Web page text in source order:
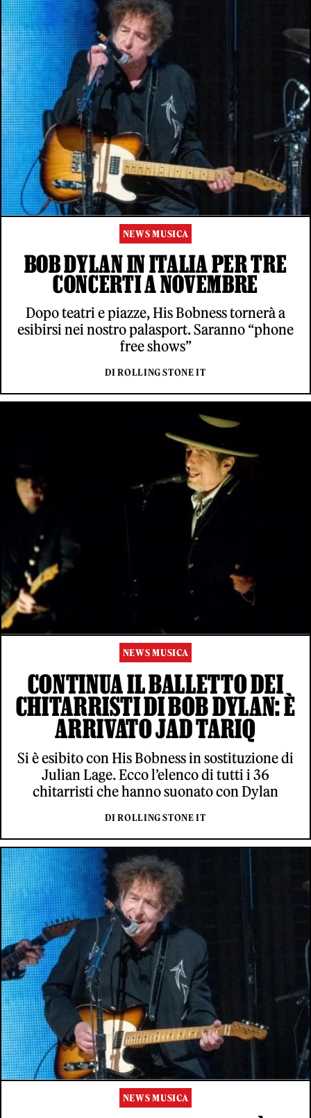
NEWS MUSICA
BOB DYLAN IN ITALIA PER TRE
CONCERTI A NOVEMBRE
Dopo teatri e piazze, His Bobness tornerà a
esibirsi nei nostro palasport. Saranno “phone
free shows”
DI ROLLING STONE IT
NEWS MUSICA
CONTINUA IL BALLETTO DEI
CHITARRISTI DI BOB DYLAN: È
ARRIVATO JAD TARIQ
Si è esibito con His Bobness in sostituzione di
Julian Lage. Ecco l’elenco di tutti i 36
chitarristi che hanno suonato con Dylan
DI ROLLING STONE IT
NEWS MUSICA